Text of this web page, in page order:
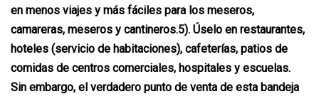
en menos viajes y más fáciles para los meseros,
camareras, meseros y cantineros.5). Úselo en restaurantes,
hoteles (servicio de habitaciones), cafeterías, patios de
comidas de centros comerciales, hospitales y escuelas.
Sin embargo, el verdadero punto de venta de esta bandeja